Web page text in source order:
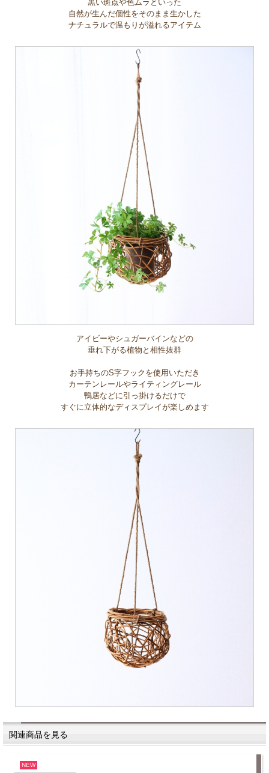
黒い斑点や色ムラといった
自然が生んだ個性をそのまま生かした
ナチュラルで温もりが溢れるアイテム
アイビーやシュガーバインなどの
垂れ下がる植物と相性抜群
お手持ちのS字フックを使用いただき
カーテンレールやライティングレール
鴨居などに引っ掛けるだけで
すぐに立体的なディスプレイが楽しめます
関連商品を見る
NEW